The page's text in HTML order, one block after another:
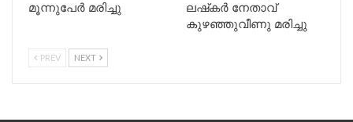
മൂന്നുപേര്‍ മരിച്ചു
ലഷ്‌കർ നേതാവ്
കുഴഞ്ഞുവീണു മരിച്ചു
PREV NEXT